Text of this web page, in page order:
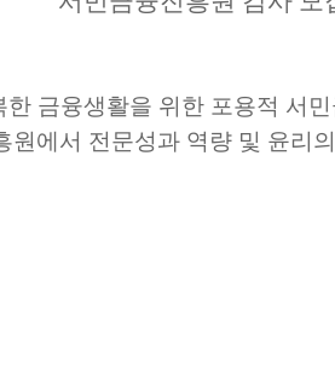
한 금융생활을 위한 포용적 서
원에서 전문성과 역량 및 윤리